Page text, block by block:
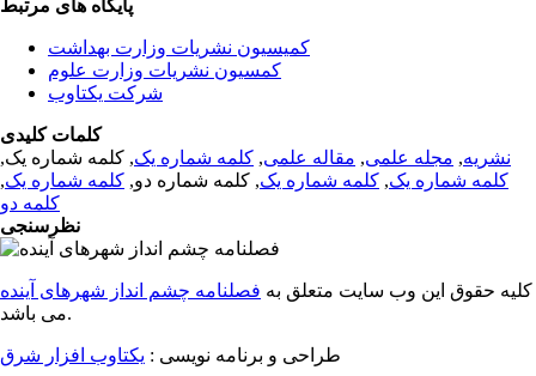
پایگاه های مرتبط
کمیسیون نشریات وزارت بهداشت
کمسیون نشریات وزارت علوم
شرکت یکتاوب
کلمات کلیدی
نشریه, مجله علمی, مقاله علمی, کلمه شماره یک, کلمه شماره یک,
کلمه شماره یک, کلمه شماره یک, کلمه شماره دو, کلمه شماره یک,
کلمه دو
نظرسنجی
کلیه حقوق این وب سایت متعلق به فصلنامه چشم انداز شهرهای آینده
می باشد.
طراحی و برنامه نویسی : یکتاوب افزار شرق